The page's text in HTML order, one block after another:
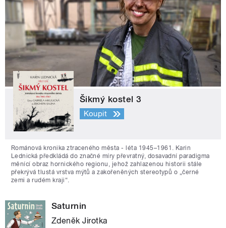
Šikmý kostel 3
Koupit
Románová kronika ztraceného města - léta 1945–1961. Karin
Lednická předkládá do značné míry převratný, dosavadní paradigma
měnící obraz hornického regionu, jehož zahlazenou historii stále
překrývá tlustá vrstva mýtů a zakořeněných stereotypů o „černé
zemi a rudém kraji“.
Saturnin
Zdeněk Jirotka